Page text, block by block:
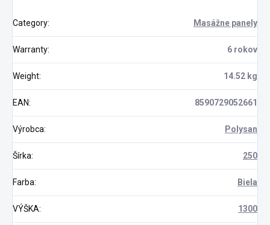
Category: Masážne panely
Warranty: 6 rokov
Weight: 14.52 kg
EAN: 8590729052661
Výrobca: Polysan
Šírka: 250
Farba: Biela
VÝŠKA: 1300